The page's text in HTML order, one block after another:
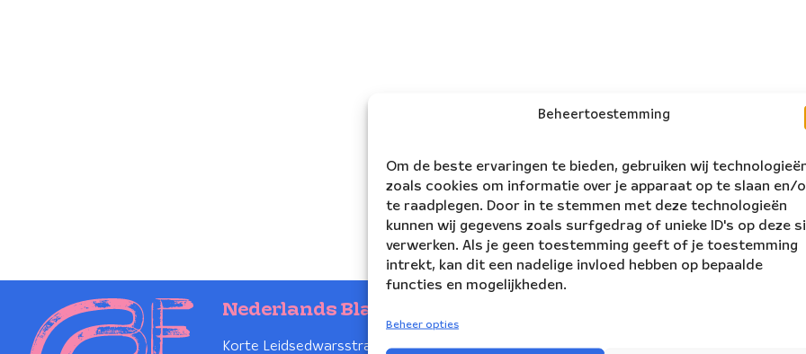
Beheertoestemming
Om de beste ervaringen te bieden, gebruiken wij
zoals cookies om informatie over je apparaat op te slaan en/
te raadplegen. Door in te stemmen met deze technologieën
kunnen wij gegevens zoals surfgedrag of unieke ID's op deze
verwerken. Als je geen toestemming geeft of je toestemming
intrekt, kan dit een nadelige invloed hebben op bepaalde
functies en mogelijkheden.
Beheer opties
Nederlands Blazers Ensemble
Korte Leidsedwarsstraat 12